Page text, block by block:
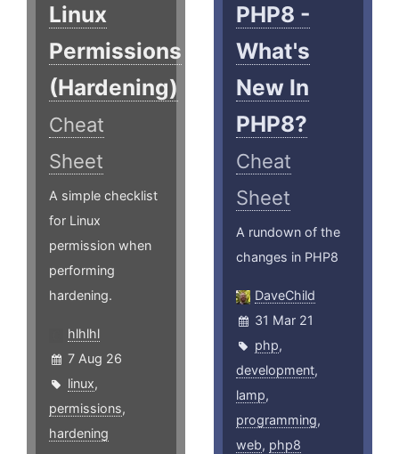
Linux
Permissions
(Hardening)
Cheat
Sheet
A simple checklist
for Linux
permission when
performing
hardening.
hlhlhl
7 Aug 26
linux,
permissions,
hardening
PHP8 -
What's
New In
PHP8?
Cheat
Sheet
A rundown of the
changes in PHP8
DaveChild
31 Mar 21
php,
development,
lamp,
programming,
web, php8